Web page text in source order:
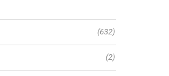
(632)
(2)